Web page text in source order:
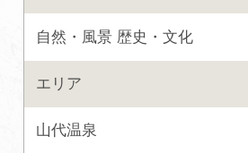
加賀 旅先納税
自然・風景 歴史・文化
エリア
山代温泉